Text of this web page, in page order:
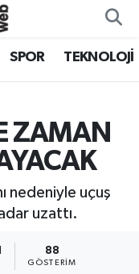
SPOR TEKNOLOJİ
ZAMAN
nedeniyle uçuş
uzattı.
88
GÖSTERIM